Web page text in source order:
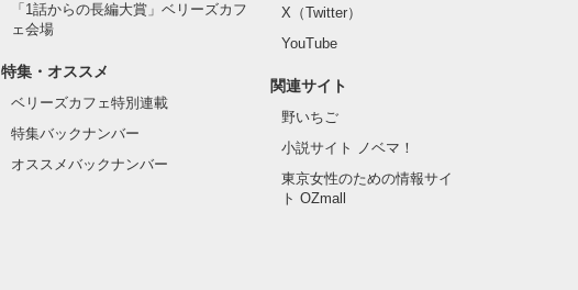
「1話からの長編大賞」ベリーズカフ
ェ会場
特集・オススメ
ベリーズカフェ特別連載
特集バックナンバー
オススメバックナンバー
X（Twitter）
YouTube
関連サイト
野いちご
小説サイト ノベマ！
東京女性のための情報サイ
ト OZmall